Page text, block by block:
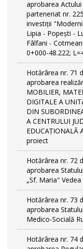
aprobarea
parteneriat nr.
investiții
Lipia - Popești -
Fâlfani -
0+000-48.222;
Hotărârea nr. 71
aprobarea
MOBILIER,
DIGITALE A
DIN
A CENTRULUI
EDUCAȚIONALĂ
proiect
Hotărârea nr. 72
aprobarea
„Sf. Maria" Vedea
Hotărârea nr. 73
aprobarea
Medico-Socială
Hotărârea nr. 74